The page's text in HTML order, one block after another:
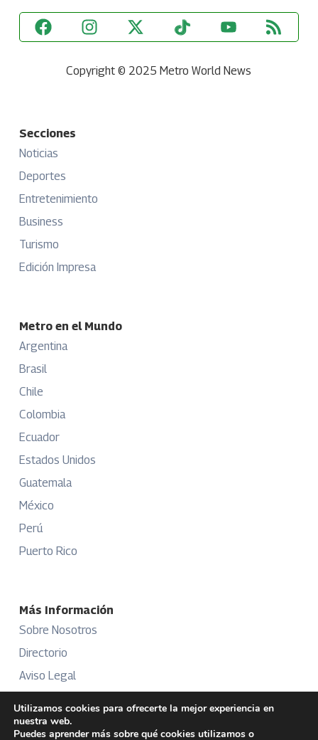
Copyright © 2025 Metro World News
Secciones
Noticias
Deportes
Entretenimiento
Business
Turismo
Edición Impresa
Metro en el Mundo
Argentina
Brasil
Chile
Colombia
Ecuador
Estados Unidos
Guatemala
México
Perú
Puerto Rico
Más Información
Sobre Nosotros
Directorio
Aviso Legal
Publicidad
Utilizamos cookies para ofrecerte la mejor experiencia en
nuestra web.
Puedes aprender más sobre qué cookies utilizamos o